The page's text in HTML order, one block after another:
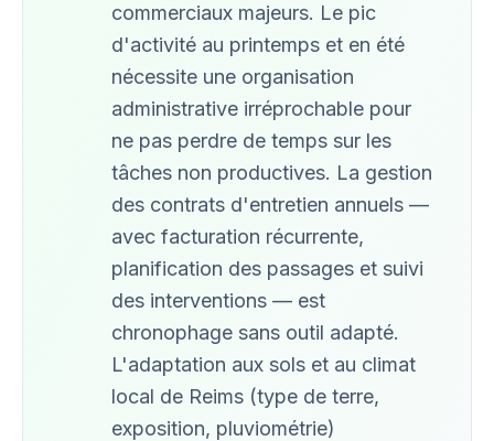
commerciaux majeurs. Le pic
d'activité au printemps et en été
nécessite une organisation
administrative irréprochable pour
ne pas perdre de temps sur les
tâches non productives. La gestion
des contrats d'entretien annuels —
avec facturation récurrente,
planification des passages et suivi
des interventions — est
chronophage sans outil adapté.
L'adaptation aux sols et au climat
local de Reims (type de terre,
exposition, pluviométrie)